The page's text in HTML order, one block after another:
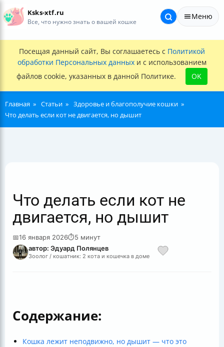
Ksks-xtf.ru
Все, что нужно знать о вашей кошке
Меню
Посещая данный сайт, Вы соглашаетесь с Политикой
обработки Персональных данных и с использованием
файлов cookie, указанных в данной Политике.
OK
Главная Статьи
Здоровье и благополучие кошки
Что делать если кот не двигается, но дышит
Что делать если кот не
двигается, но дышит
📅16 января 2026⏱5 минут
автор: Эдуард Полянцев
Зоолог / кошатник: 2 кота и кошечка в доме
Содержание:
Кошка лежит неподвижно, но дышит — что это